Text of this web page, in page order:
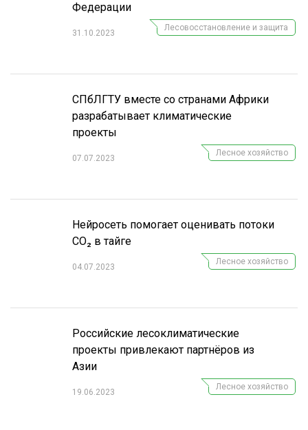
Федерации
31.10.2023
Лесовосстановление и защита
СПбЛГТУ вместе со странами Африки
разрабатывает климатические
проекты
07.07.2023
Лесное хозяйство
Нейросеть помогает оценивать потоки
CO₂ в тайге
04.07.2023
Лесное хозяйство
Российские лесоклиматические
проекты привлекают партнёров из
Азии
19.06.2023
Лесное хозяйство